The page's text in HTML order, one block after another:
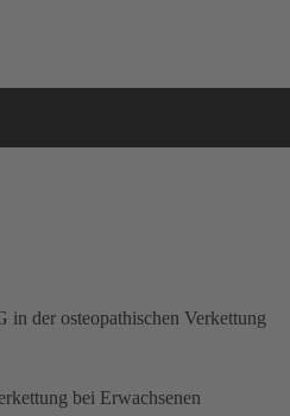
in der osteopathischen Verkettung
bei Erwachsenen